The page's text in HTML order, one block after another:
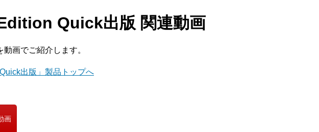
Quick出版 関連動画
画でご紹介します。
出版」製品トップへ
画